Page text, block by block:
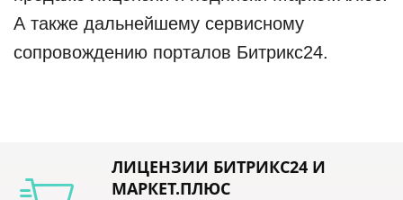
А также дальнейшему сервисному
сопровождению порталов Битрикс24.
ЛИЦЕНЗИИ БИТРИКС24 И
МАРКЕТ.ПЛЮС